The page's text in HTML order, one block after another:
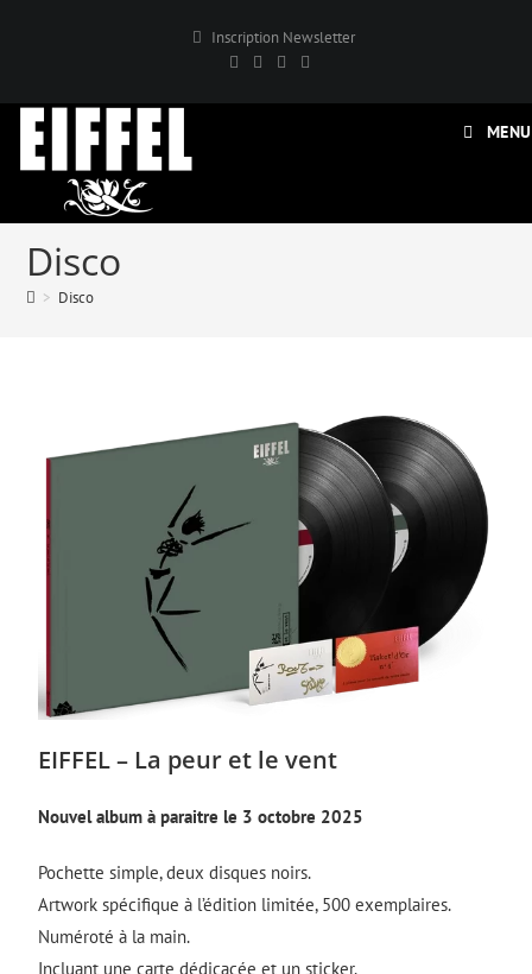
Inscription Newsletter
MENU
Disco
> Disco
EIFFEL – La peur et le vent
Nouvel album à paraitre le 3 octobre 2025
Pochette simple, deux disques noirs.
Artwork spécifique à l’édition limitée, 500 exemplaires.
Numéroté à la main.
Incluant une carte dédicacée et un sticker.